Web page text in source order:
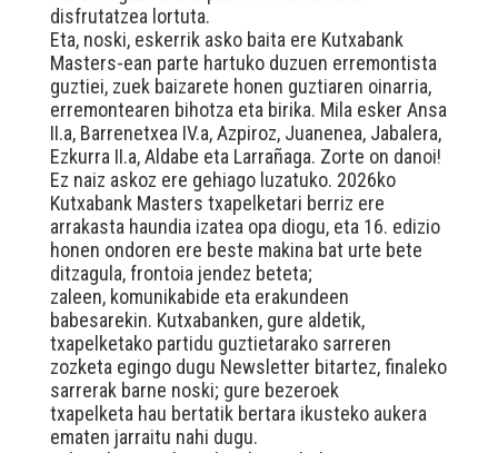
disfrutatzea lortuta.
Eta, noski, eskerrik asko baita ere Kutxabank
Masters-ean parte hartuko duzuen erremontista
guztiei, zuek baizarete honen guztiaren oinarria,
erremontearen bihotza eta birika. Mila esker Ansa
II.a, Barrenetxea IV.a, Azpiroz, Juanenea, Jabalera,
Ezkurra II.a, Aldabe eta Larrañaga. Zorte on danoi!
Ez naiz askoz ere gehiago luzatuko. 2026ko
Kutxabank Masters txapelketari berriz ere
arrakasta haundia izatea opa diogu, eta 16. edizio
honen ondoren ere beste makina bat urte bete
ditzagula, frontoia jendez beteta;
zaleen, komunikabide eta erakundeen
babesarekin. Kutxabanken, gure aldetik,
txapelketako partidu guztietarako sarreren
zozketa egingo dugu Newsletter bitartez, finaleko
sarrerak barne noski; gure bezeroek
txapelketa hau bertatik bertara ikusteko aukera
ematen jarraitu nahi dugu.